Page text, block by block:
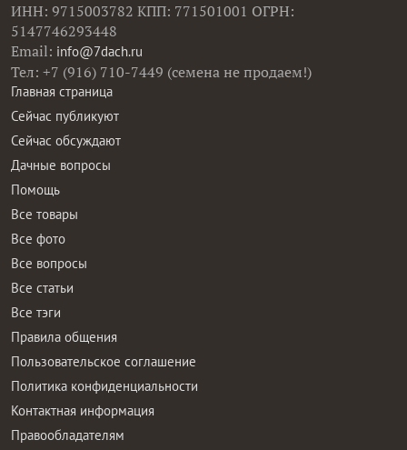
ИНН: 9715003782 КПП: 771501001 ОГРН:
5147746293448
Email: info@7dach.ru
Тел: +7 (916) 710-7449 (семена не продаем!)
Главная страница
Сейчас публикуют
Сейчас обсуждают
Дачные вопросы
Помощь
Все товары
Все фото
Все вопросы
Все статьи
Все тэги
Правила общения
Пользовательское соглашение
Политика конфиденциальности
Контактная информация
Правообладателям